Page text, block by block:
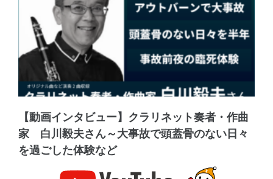
【動画インタビュー】クラリネット奏者・作曲
家 白川毅夫さん～大事故で頭蓋骨のない日々
を過ごした体験など